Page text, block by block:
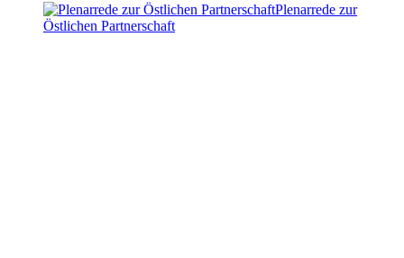
Plenarrede zur
Östlichen Partnerschaft